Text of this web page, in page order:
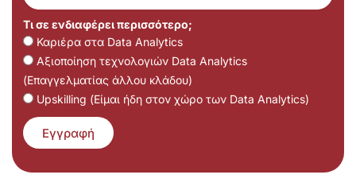
Τι σε ενδιαφέρει περισσότερο;
Καριέρα στα Data Analytics
Αξιοποίηση τεχνολογιών Data Analytics
(Επαγγελματίας άλλου κλάδου)
Upskilling (Είμαι ήδη στον χώρο των Data Analytics)
Εγγραφή